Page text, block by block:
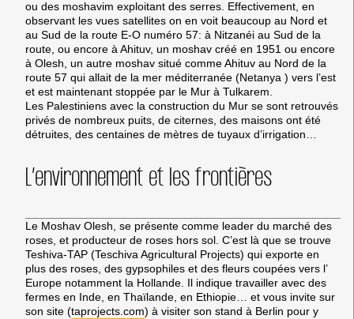
ou des moshavim exploitant des serres. Effectivement, en
observant les vues satellites on en voit beaucoup au Nord et
au Sud de la route E-O numéro 57: à Nitzanéi au Sud de la
route, ou encore à Ahituv, un moshav créé en 1951 ou encore
à Olesh, un autre moshav situé comme Ahituv au Nord de la
route 57 qui allait de la mer méditerranée (Netanya ) vers l’est
et est maintenant stoppée par le Mur à Tulkarem.
Les Palestiniens avec la construction du Mur se sont retrouvés
privés de nombreux puits, de citernes, des maisons ont été
détruites, des centaines de mètres de tuyaux d’irrigation…
L’environnement et les frontières
Le Moshav Olesh, se présente comme leader du marché des
roses, et producteur de roses hors sol. C’est là que se trouve
Teshiva-TAP (Teschiva Agricultural Projects) qui exporte en
plus des roses, des gypsophiles et des fleurs coupées vers l’
Europe notamment la Hollande. Il indique travailler avec des
fermes en Inde, en Thaïlande, en Ethiopie… et vous invite sur
son site (taprojects.com) à visiter son stand à Berlin pour y